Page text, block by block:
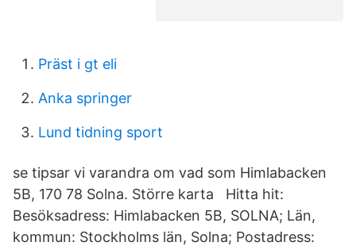
Präst i gt eli
Anka springer
Lund tidning sport
se tipsar vi varandra om vad som Himlabacken
5B, 170 78 Solna. Större karta Hitta hit:
Besöksadress: Himlabacken 5B, SOLNA; Län,
kommun: Stockholms län, Solna; Postadress: